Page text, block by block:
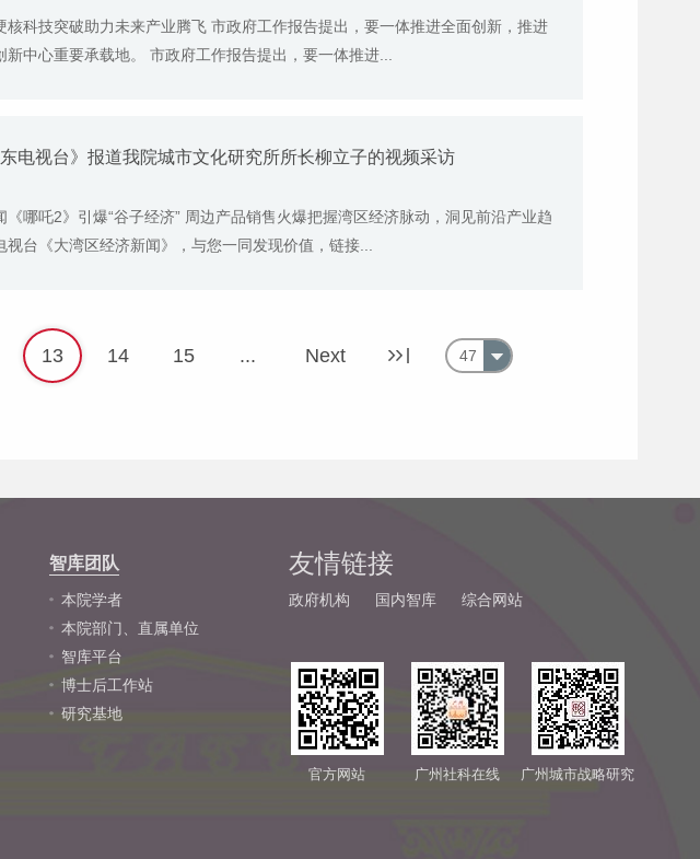
核科技突破助力未来产业腾飞 市政府工作报告提出，要一体推进全面创新，推进
新中心重要承载地。 市政府工作报告提出，要一体推进...
电视台》报道我院城市文化研究所所长柳立子的视频采访
《哪吒2》引爆“谷子经济” 周边产品销售火爆把握湾区经济脉动，洞见前沿产业趋
视台《大湾区经济新闻》，与您一同发现价值，链接...
13 14 15 ... Next 47
智库团队
本院学者
本院部门、直属单位
智库平台
博士后工作站
研究基地
友情链接
政府机构 国内智库 综合网站
官方网站 广州社科在线 广州城市战略研究